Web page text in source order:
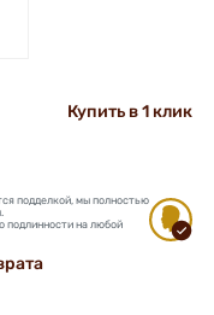
Купить в 1 клик
подделкой, мы полностью
подлинности на любой